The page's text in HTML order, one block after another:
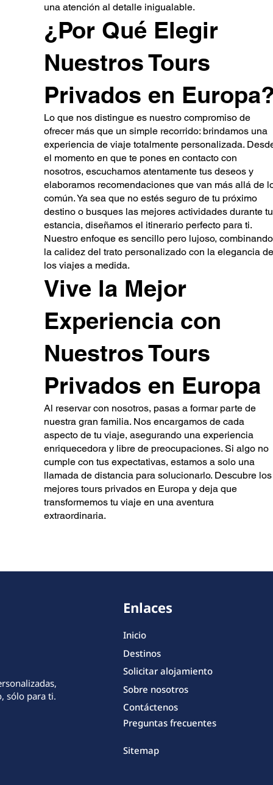
una atención al detalle inigualable.
¿Por Qué Elegir
Nuestros Tours
Privados en
Lo que nos distingue es nuestro compromiso de
ofrecer más que un simple recorrido: brindamos una
experiencia de viaje totalmente personalizada.
el momento en que te pones en contacto con
nosotros, escuchamos atentamente tus deseos y
elaboramos recomendaciones que van más allá de
común. Ya sea que no estés seguro de tu próximo
destino o busques las mejores actividades durante tu
estancia, diseñamos el itinerario perfecto para ti.
Nuestro enfoque es sencillo pero lujoso, combinando
la calidez del trato personalizado con la elegancia de
los viajes a medida.
Vive la Mejor
Experiencia con
Nuestros Tours
Privados en Europa
Al reservar con nosotros, pasas a formar parte de
nuestra gran familia. Nos encargamos de cada
aspecto de tu viaje, asegurando una experiencia
enriquecedora y libre de preocupaciones. Si algo no
cumple con tus expectativas, estamos a solo una
llamada de distancia para solucionarlo. Descubre los
mejores tours privados en Europa y deja que
transformemos tu viaje en una aventura
extraordinaria.
sólo para ti.
Enlaces
Inicio
Destinos
Solicitar alojamiento
Sobre nosotros
Contáctenos
Preguntas frecuentes
Sitemap